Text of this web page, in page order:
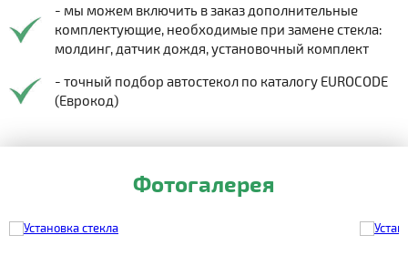
- мы можем включить в заказ дополнительные
комплектующие, необходимые при замене стекла:
молдинг, датчик дождя, установочный комплект
- точный подбор автостекол по каталогу EUROCODE
(Еврокод)
Фотогалерея